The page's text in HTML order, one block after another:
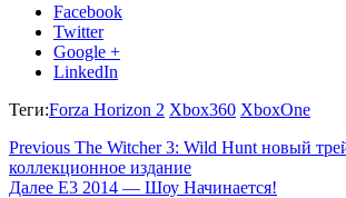
Facebook
Twitter
Google +
LinkedIn
Теги:Forza Horizon 2 Xbox360 XboxOne
Previous The Witcher 3: Wild Hunt новый
коллекционное издание
Далее E3 2014 — Шоу Начинается!